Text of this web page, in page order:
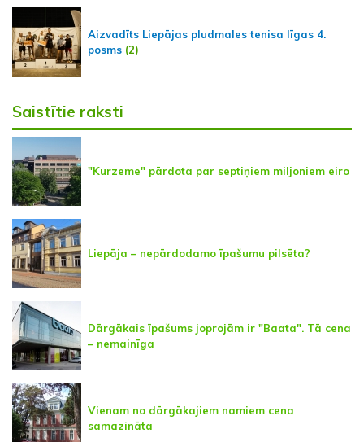
Aizvadīts Liepājas pludmales tenisa līgas 4.
posms (2)
Saistītie raksti
"Kurzeme" pārdota par septiņiem miljoniem eiro
Liepāja – nepārdodamo īpašumu pilsēta?
Dārgākais īpašums joprojām ir "Baata". Tā cena
– nemainīga
Vienam no dārgākajiem namiem cena
samazināta